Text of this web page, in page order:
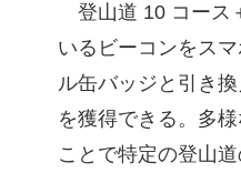
登山道 10 コース
いるビーコンをス
ル缶バッジと引き
を獲得できる。多
ことで特定の登山